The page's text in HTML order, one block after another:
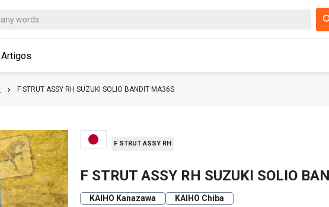
Artigos
F STRUT ASSY RH SUZUKI SOLIO BANDIT MA36S
F STRUT ASSY RH
F STRUT ASSY RH SUZUKI SOLIO
KAIHO Kanazawa KAIHO Chiba